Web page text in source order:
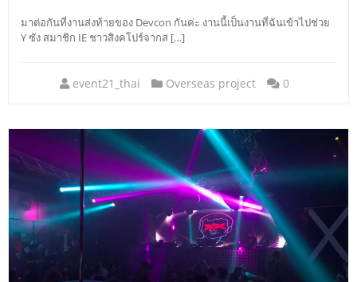
มาต่อกันที่งานส่งท้ายของ Devcon กันค่ะ งานนี้เป็นงานที่ฉันเข้าไปช่วย
Y ซัง สมาชิก IE ชาวสิงคโปร์จากส […]
event21_thai Overseas project 0